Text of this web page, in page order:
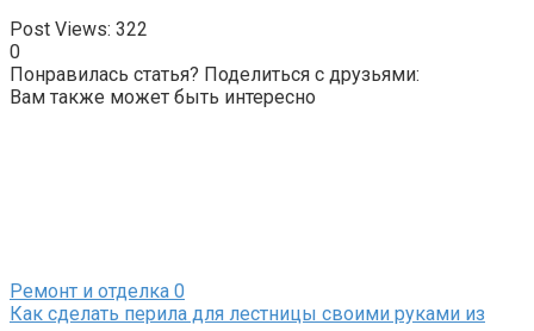
Post Views: 322
0
Понравилась статья? Поделиться с друзьями:
Вам также может быть интересно
Ремонт и отделка 0
Как сделать перила для лестницы своими руками из